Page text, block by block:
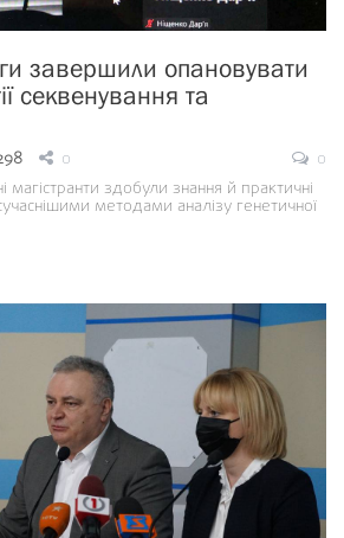
завершили опановувати
секвенування та
0
0
магістранти здобули знання й практичні
методами аналізу генетичної